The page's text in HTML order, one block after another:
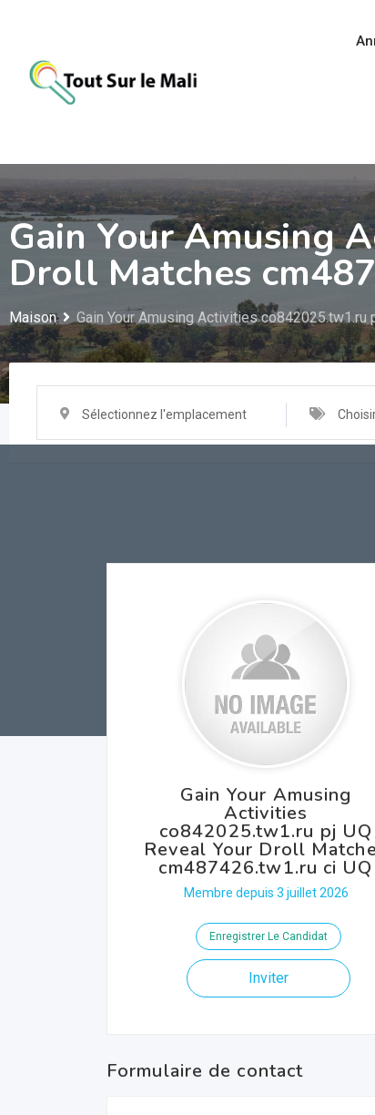
contenu
Gain Your Amusing
Droll Matches
Maison Gain Your Amusing Activities co842025.tw1.ru
Sélectionnez l'emplacement
Gain Your Amusing
Activities
co842025.tw1.ru pj UQ
Reveal Your Droll
cm487426.tw1.ru ci UQ
Membre depuis 3 juillet 2026
Enregistrer Le Candidat
Inviter
Formulaire de contact